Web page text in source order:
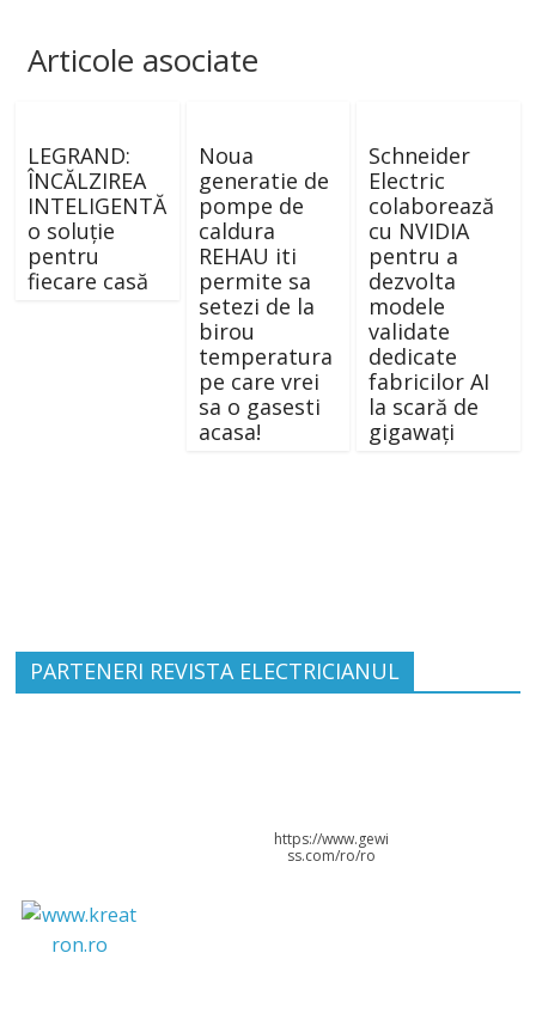
Articole asociate
LEGRAND:
ÎNCĂLZIREA
INTELIGENTĂ
o soluție
pentru
fiecare casă
Noua
generatie de
pompe de
caldura
REHAU iti
permite sa
setezi de la
birou
temperatura
pe care vrei
sa o gasesti
acasa!
Schneider
Electric
colaborează
cu NVIDIA
pentru a
dezvolta
modele
validate
dedicate
fabricilor AI
la scară de
gigawați
PARTENERI REVISTA ELECTRICIANUL
https://www.gewi
ss.com/ro/ro